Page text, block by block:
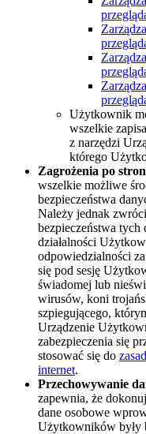
Użytkownik
wszelkie
z narzędzi
którego
Zagrożenia po
wszelkie możliwe
bezpieczeństwa
Należy jednak
bezpieczeństwa
działalności
odpowiedzialności
się pod sesję
świadomej lub
wirusów, koni
szpiegującego,
Urządzenie
zabezpieczenia się
stosować się do
internet.
Przechowywanie
zapewnia, że
dane osobowe
Użytkowników były